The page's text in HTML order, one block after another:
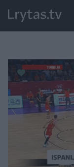
Paremkite Ukrainą